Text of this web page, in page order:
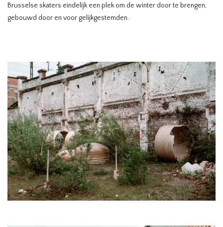
Brusselse skaters eindelijk een plek om de winter door te brengen,
gebouwd door en voor gelijkgestemden.